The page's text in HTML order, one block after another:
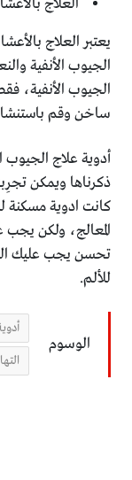
العلاج
يعتبر العلاج
الجيوب الأنفية
الجيوب الأنفية،
ساخن وقم
أدوية علاج الجيوب
ذكرناها ويمكن
كانت ادوية مسكنة
المعالج، ولكن يجب
تحسن يجب عليك
للألم.
الوسوم